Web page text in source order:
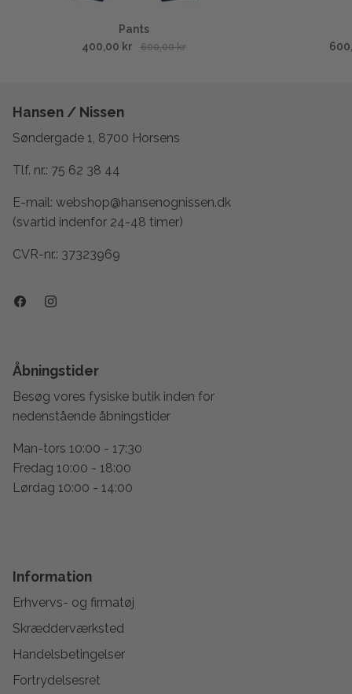
Pants
400,00 kr
600,00 kr
Hansen / Nissen
Søndergade 1, 8700 Horsens
Tlf. nr.: 75 62 38 44
E-mail: webshop@hansenognissen.dk
(svartid indenfor 24-48 timer)
CVR-nr.: 37323969
Åbningstider
Besøg vores fysiske butik inden for
nedenstående åbningstider
Man-tors 10:00 - 17:30
Fredag 10:00 - 18:00
Lørdag 10:00 - 14:00
Information
Erhvervs- og firmatøj
Skrædderværksted
Handelsbetingelser
Fortrydelsesret